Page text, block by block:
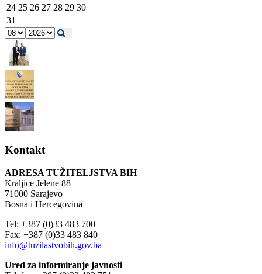
24 25 26 27 28 29 30
31
Kontakt
ADRESA TUŽITELJSTVA BIH
Kraljice Jelene 88
71000 Sarajevo
Bosna i Hercegovina
Tel: +387 (0)33 483 700
Fax: +387 (0)33 483 840
info@tuzilastvobih.gov.ba
Ured za informiranje javnosti